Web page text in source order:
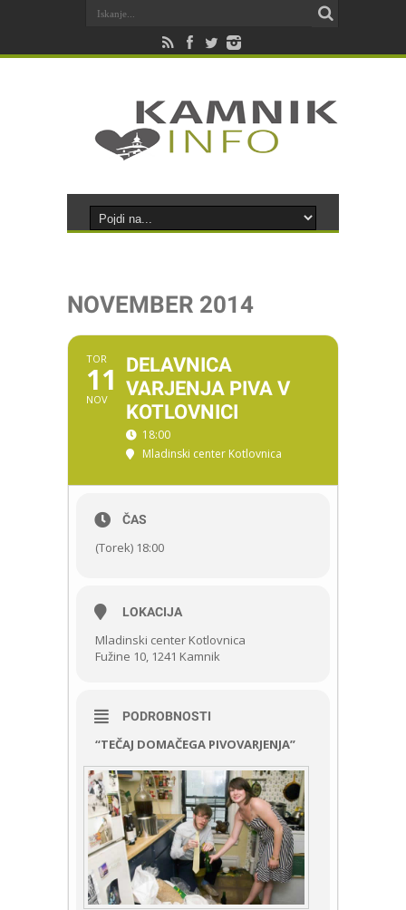
NOVEMBER 2014
TOR
11
NOV
DELAVNICA
VARJENJA PIVA V
KOTLOVNICI
18:00
Mladinski center Kotlovnica
ČAS
(Torek) 18:00
LOKACIJA
Mladinski center Kotlovnica
Fužine 10, 1241 Kamnik
PODROBNOSTI
“TEČAJ DOMAČEGA PIVOVARJENJA”